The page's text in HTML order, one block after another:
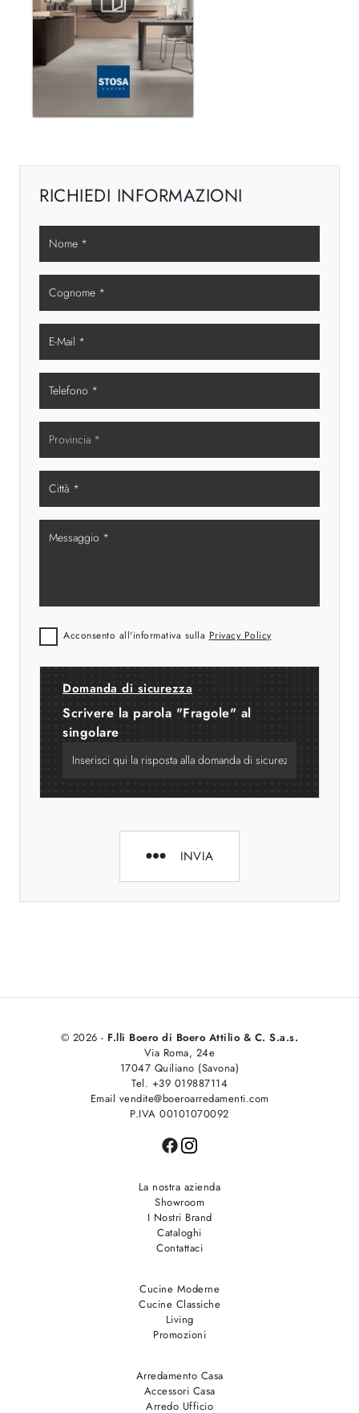
RICHIEDI INFORMAZIONI
Acconsento all'informativa sulla Privacy Policy
Domanda di sicurezza
Scrivere la parola "Fragole" al
singolare
INVIA
© 2026 - F.lli Boero di Boero Attilio & C. S.a.s.
Via Roma, 24e
17047 Quiliano (Savona)
Tel. +39 019887114
Email vendite@boeroarredamenti.com
P.IVA 00101070092
La nostra azienda
Showroom
I Nostri Brand
Cataloghi
Contattaci
Cucine Moderne
Cucine Classiche
Living
Promozioni
Arredamento Casa
Accessori Casa
Arredo Ufficio